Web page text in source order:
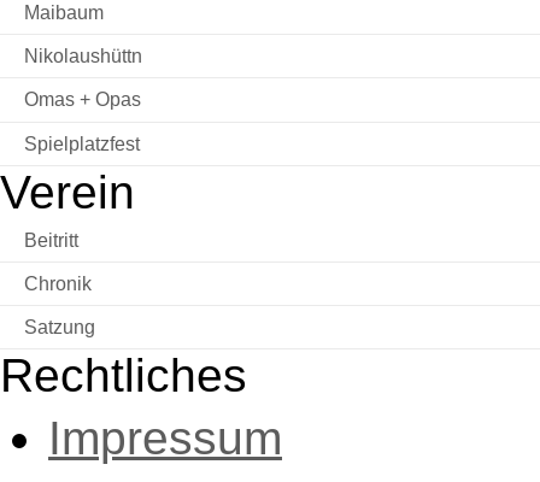
Maibaum
Nikolaushüttn
Omas + Opas
Spielplatzfest
Verein
Beitritt
Chronik
Satzung
Rechtliches
Impressum